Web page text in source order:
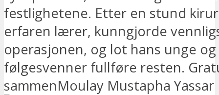
festlighetene. Etter en stund
erfaren lærer, kunngjorde
operasjonen, og lot hans unge
følgesvenner fullføre resten.
sammenMoulay Mustapha Yassar